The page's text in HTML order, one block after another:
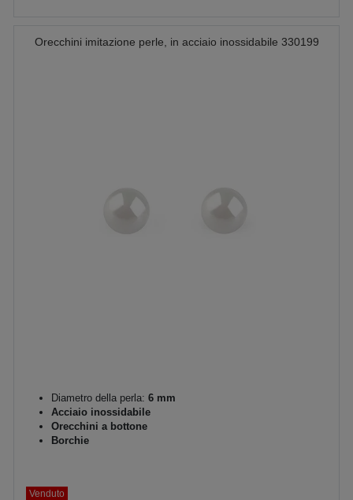
Orecchini imitazione perle, in acciaio inossidabile 330199
Diametro della perla: 6 mm
Acciaio inossidabile
Orecchini a bottone
Borchie
Venduto